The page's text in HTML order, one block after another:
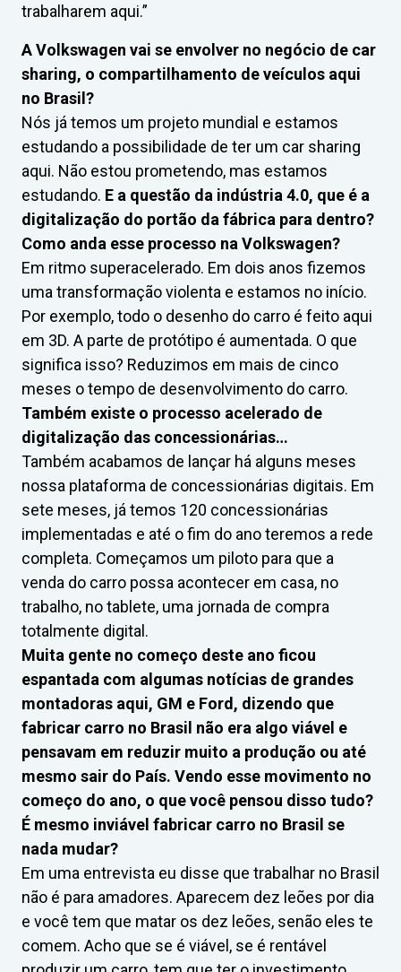
trabalharem aqui.”
A Volkswagen vai se envolver no negócio de car
sharing, o compartilhamento de veículos aqui
no Brasil?
Nós já temos um projeto mundial e estamos
estudando a possibilidade de ter um car sharing
aqui. Não estou prometendo, mas estamos
estudando. E a questão da indústria 4.0, que é a
digitalização do portão da fábrica para dentro?
Como anda esse processo na Volkswagen?
Em ritmo superacelerado. Em dois anos fizemos
uma transformação violenta e estamos no início.
Por exemplo, todo o desenho do carro é feito aqui
em 3D. A parte de protótipo é aumentada. O que
significa isso? Reduzimos em mais de cinco
meses o tempo de desenvolvimento do carro.
Também existe o processo acelerado de
digitalização das concessionárias…
Também acabamos de lançar há alguns meses
nossa plataforma de concessionárias digitais. Em
sete meses, já temos 120 concessionárias
implementadas e até o fim do ano teremos a rede
completa. Começamos um piloto para que a
venda do carro possa acontecer em casa, no
trabalho, no tablete, uma jornada de compra
totalmente digital.
Muita gente no começo deste ano ficou
espantada com algumas notícias de grandes
montadoras aqui, GM e Ford, dizendo que
fabricar carro no Brasil não era algo viável e
pensavam em reduzir muito a produção ou até
mesmo sair do País. Vendo esse movimento no
começo do ano, o que você pensou disso tudo?
É mesmo inviável fabricar carro no Brasil se
nada mudar?
Em uma entrevista eu disse que trabalhar no Brasil
não é para amadores. Aparecem dez leões por dia
e você tem que matar os dez leões, senão eles te
comem. Acho que se é viável, se é rentável